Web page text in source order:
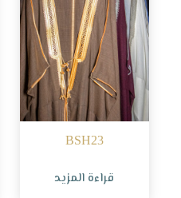
BSH23
قراءة المزيد